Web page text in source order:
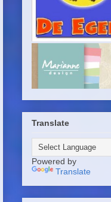
Translate
Powered by
Translate